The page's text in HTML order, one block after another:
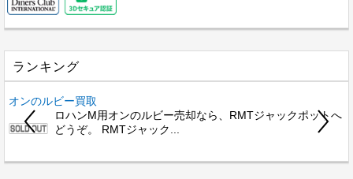
ランキング
オンのルビー買取
ロハンM用オンのルビー売却なら、RMTジャックポットへ
どうぞ。 RMTジャック...